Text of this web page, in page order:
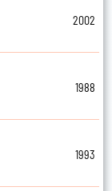
2002
1988
1993